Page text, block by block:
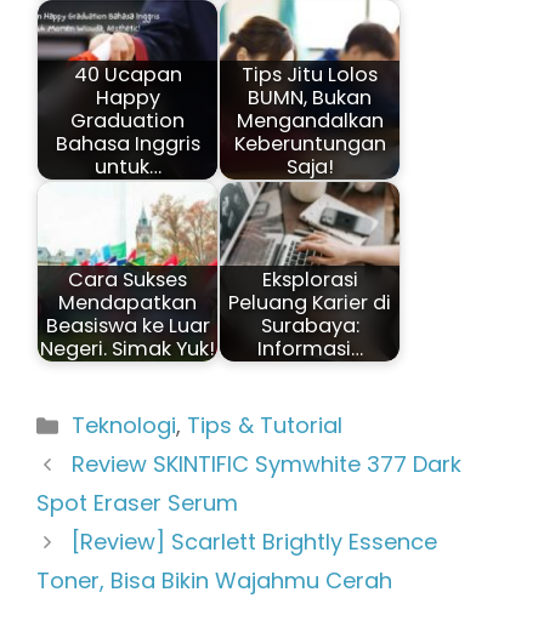
40 Ucapan
Happy
Graduation
Bahasa Inggris
untuk…
Tips Jitu Lolos
BUMN, Bukan
Mengandalkan
Keberuntungan
Saja!
Cara Sukses
Mendapatkan
Beasiswa ke Luar
Negeri. Simak Yuk!
Eksplorasi
Peluang Karier di
Surabaya:
Informasi…
Kategori
Teknologi, Tips & Tutorial
Review SKINTIFIC Symwhite 377 Dark
Spot Eraser Serum
[Review] Scarlett Brightly Essence
Toner, Bisa Bikin Wajahmu Cerah